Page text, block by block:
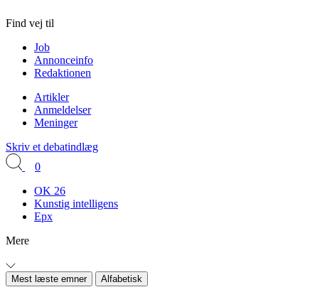
Find vej til
Job
Annonceinfo
Redaktionen
Artikler
Anmeldelser
Meninger
Skriv et debatindlæg
0
OK 26
Kunstig intelligens
Epx
Mere
Mest læste emner Alfabetisk